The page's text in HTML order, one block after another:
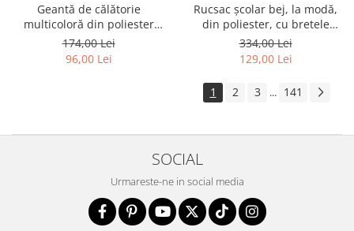
Geantă de călătorie
multicoloră din poliester
rezistent cu port USB,
acoperită cu un model vegetal
- Rovicky PTR-R-TL15608-8831
174,00 Lei
96,00 Lei
Rucsac școlar bej, la modă,
din poliester, cu bretele
reglabile - Peterson PTR-PTN
8594-1389 BEIGE
334,00 Lei
129,00 Lei
1 2 3 ... 141
SOCIAL
Urmareste-ne in social media